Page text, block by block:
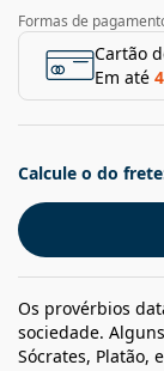
Formas de
Cartão
Em até 4
Calcule o do
Os provérbios
sociedade.
Sócrates, Platão,